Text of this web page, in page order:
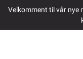
Velkomment til vår nye